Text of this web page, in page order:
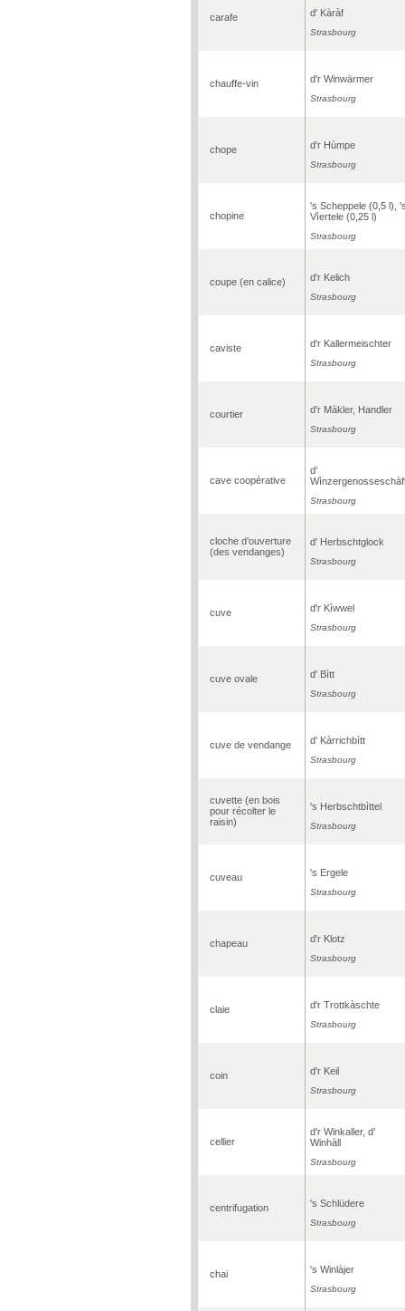
carafe d' Kàràf
Strasbourg
chauffe-vin d'r Winwärmer
Strasbourg
chope d'r Hùmpe
Strasbourg
chopine
's Scheppele (0,5 l),
Vìertele (0,25 l)
Strasbourg
coupe (en calice) d'r Kelich
Strasbourg
caviste d'r Kallermeischter
Strasbourg
courtier d'r Màkler, Handler
Strasbourg
cave coopérative
d'
Strasbourg
cloche d’ouverture
(des vendanges)
d' Herbschtglock
Strasbourg
cuve d'r Kìwwel
Strasbourg
cuve ovale d' Bìtt
Strasbourg
cuve de vendange d' Kàrrichbìtt
Strasbourg
cuvette (en bois
pour récolter le
raisin)
's Herbschtbìttel
Strasbourg
cuveau 's Ergele
Strasbourg
chapeau d'r Klotz
Strasbourg
claie d'r Trottkàschte
Strasbourg
coin d'r Keil
Strasbourg
cellier
d'r Winkaller, d'
Winhàll
Strasbourg
centrifugation 's Schlüdere
Strasbourg
chai 's Winlàjer
Strasbourg